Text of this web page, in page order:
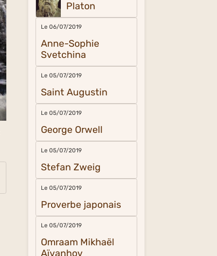
Platon
Le 06/07/2019
Anne-Sophie
Svetchina
Le 05/07/2019
Saint Augustin
Le 05/07/2019
George Orwell
Le 05/07/2019
Stefan Zweig
Le 05/07/2019
Proverbe japonais
Le 05/07/2019
Omraam Mikhaël
Aïvanhov